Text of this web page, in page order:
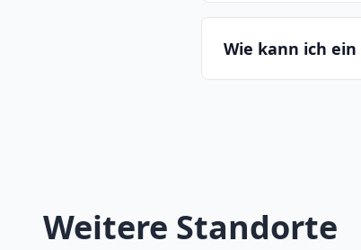
Wie kann ich
Weitere Standorte